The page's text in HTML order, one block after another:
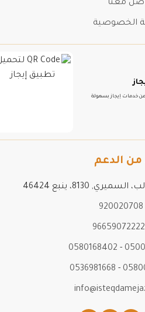
معنا
الخصوصية
من الدعم
920020708
-
0580168402
-
0536981668